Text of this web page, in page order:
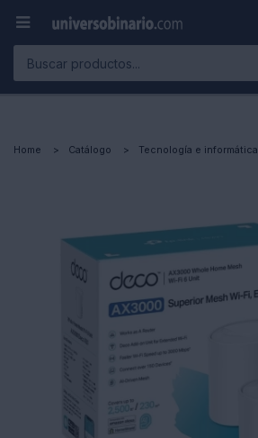

Home Catálogo Tecnología e informática